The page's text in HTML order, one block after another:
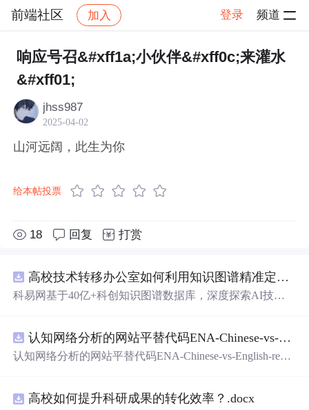
前端社区 加入 登录 频道
社区 前端社区 感慨 帖子详情
响应号召&#xff1a;小伙伴&#xff0c;来灌水
&#xff01;
jhss987
2025-04-02
山河远阔，此生为你
给本帖投票
18 回复 打赏
高校技术转移办公室如何利用知识图谱精准定位产业需求与技术适配点？.docx
科易网基于40亿+科创知识图谱数据库，深度探索AI技术
新领域的AI+数智化解决方案，推动科技创新与产业创新
智能化发展。
认知网络分析的网站平替代码ENA-Chinese-vs-English-reproducible.zip
认知网络分析的网站平替代码ENA-Chinese-vs-English-repro
高校如何提升科研成果的转化效率？.docx